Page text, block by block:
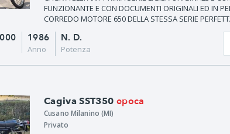
FUNZIONANTE E CON DOCUMENTI ORIGINALI ED IN
CORREDO MOTORE 650 DELLA STESSA SERIE
1986
Anno
N. D.
Potenza
Cagiva SST350 epoca
Cusano Milanino (MI)
Privato